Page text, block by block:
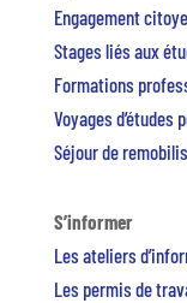
Engagement
Stages liés aux
Formations
Voyages d’études
Séjour de
S’informer
Les ateliers
Les permis de